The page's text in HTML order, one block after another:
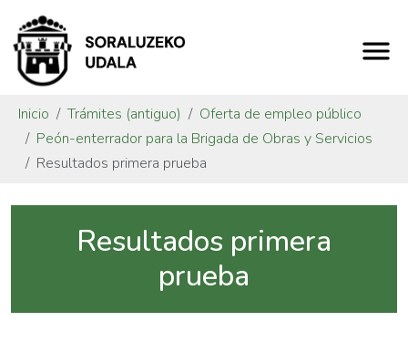
Inicio Trámites (antiguo)
Oferta de empleo público
Peón-enterrador para la Brigada de Obras y Servicios
Resultados primera prueba
Resultados primera
prueba